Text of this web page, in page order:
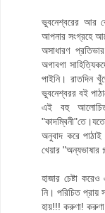
ভুবনেশ্বরের আর
আপনার সংগ্রহে
অসাধারণ
অগাবগা
পাইনি। রাতদিন
ভুবনেশ্বরর বই
এই বহু আলোচিত,
অনুবাদ করে পাঠাই
খেয়ার "অন্যভাষার
হাজার চেষ্টা
নি। পরিচিত প্রায়
হায়!!! করুণা!